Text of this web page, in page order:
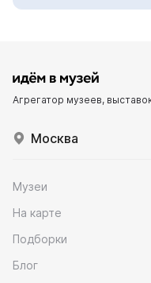
Агрегатор музеев,
Москва
Музеи
На карте
Подборки
Блог